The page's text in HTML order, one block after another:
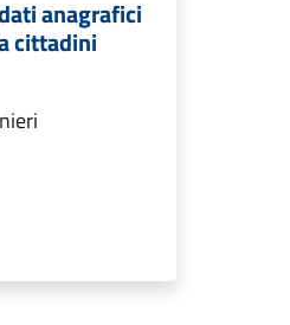
anagrafici
cittadini